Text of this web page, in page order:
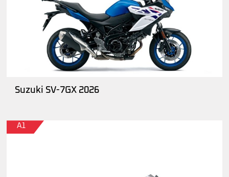
Suzuki SV-7GX 2026
A1